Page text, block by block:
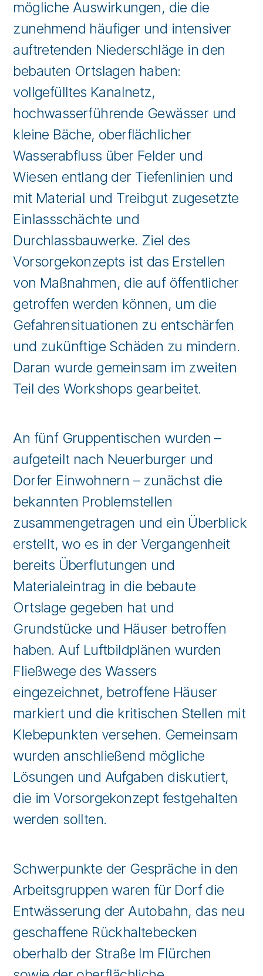
mögliche Auswirkungen, die die
zunehmend häufiger und intensiver
auftretenden Niederschläge in den
bebauten Ortslagen haben:
vollgefülltes Kanalnetz,
hochwasserführende Gewässer und
kleine Bäche, oberflächlicher
Wasserabfluss über Felder und
Wiesen entlang der Tiefenlinien und
mit Material und Treibgut zugesetzte
Einlassschächte und
Durchlassbauwerke. Ziel des
Vorsorgekonzepts ist das Erstellen
von Maßnahmen, die auf öffentlicher
getroffen werden können, um die
Gefahrensituationen zu entschärfen
und zukünftige Schäden zu mindern.
Daran wurde gemeinsam im zweiten
Teil des Workshops gearbeitet.
An fünf Gruppentischen wurden –
aufgeteilt nach Neuerburger und
Dorfer Einwohnern – zunächst die
bekannten Problemstellen
zusammengetragen und ein Überblick
erstellt, wo es in der Vergangenheit
bereits Überflutungen und
Materialeintrag in die bebaute
Ortslage gegeben hat und
Grundstücke und Häuser betroffen
haben. Auf Luftbildplänen wurden
Fließwege des Wassers
eingezeichnet, betroffene Häuser
markiert und die kritischen Stellen mit
Klebepunkten versehen. Gemeinsam
wurden anschließend mögliche
Lösungen und Aufgaben diskutiert,
die im Vorsorgekonzept festgehalten
werden sollten.
Schwerpunkte der Gespräche in den
Arbeitsgruppen waren für Dorf die
Entwässerung der Autobahn, das neu
geschaffene Rückhaltebecken
oberhalb der Straße Im Flürchen